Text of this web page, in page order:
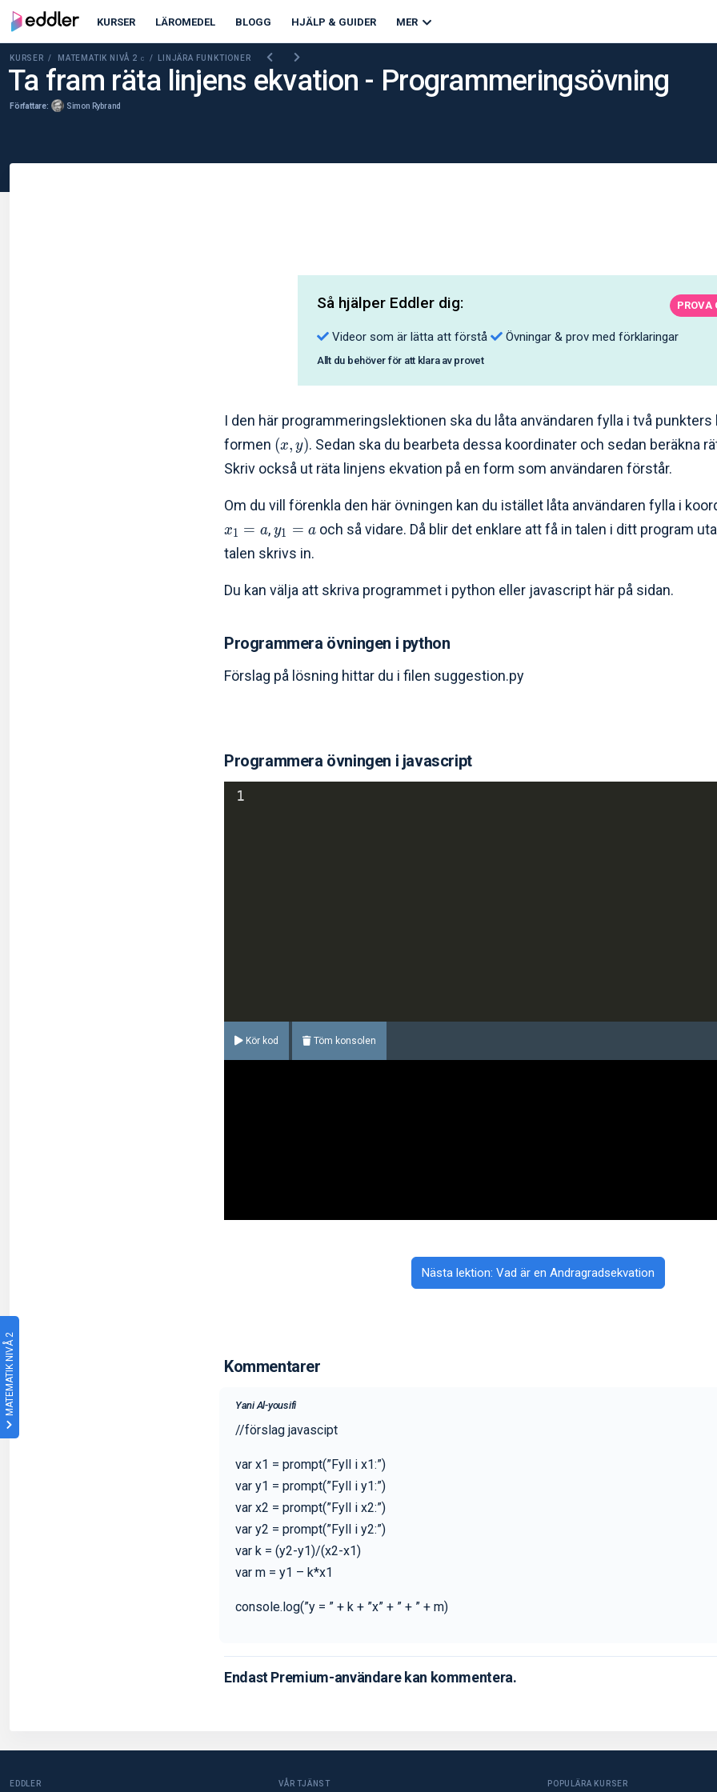
MATEMATIK NIVÅ 2
KURSER LÄROMEDEL BLOGG HJÄLP & GUIDER MER
KURSER / MATEMATIK NIVÅ 2 C / LINJÄRA FUNKTIONER
Ta fram räta linjens ekvation - Programmeringsövning
Författare: Simon Rybrand
PROVA
Så hjälper Eddler dig:
Videor som är lätta att förstå Övningar & prov med förklaringar
Allt du behöver för att klara av provet
I den här programmeringslektionen ska du låta användaren fylla i två punkters
formen (x, y). Sedan ska du bearbeta dessa koordinater och sedan beräkna
Skriv också ut räta linjens ekvation på en form som användaren förstår.
Om du vill förenkla den här övningen kan du istället låta användaren fylla i
x1 = a, y1 = a och så vidare. Då blir det enklare att få in talen i ditt program
talen skrivs in.
Du kan välja att skriva programmet i python eller javascript här på sidan.
Programmera övningen i python
Förslag på lösning hittar du i filen suggestion.py
Programmera övningen i javascript
1
Kör kod Töm konsolen
Nästa lektion: Vad är en Andragradsekvation
Kommentarer
Yani Al-yousifi
//förslag javascipt
var x1 = prompt(”Fyll i x1:”)
var y1 = prompt(”Fyll i y1:”)
var x2 = prompt(”Fyll i x2:”)
var y2 = prompt(”Fyll i y2:”)
var k = (y2-y1)/(x2-x1)
var m = y1 – k*x1
console.log(”y = ” + k + ”x” + ” + ” + m)
Endast Premium-användare kan kommentera.
EDDLER VÅR TJÄNST POPULÄRA KURSER